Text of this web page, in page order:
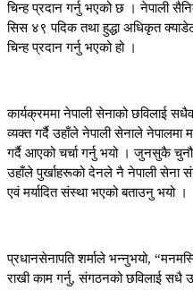
चिन्ह प्रदान गर्नु भएको छ । नेपाली
सिस ४९ पदिक तथा हुद्धा अधिकृत
चिन्ह प्रदान गर्नु भएको हो ।
कार्यक्रममा नेपाली सेनाको छविलाई
व्यक्त गर्दै उहाँले नेपाली सेनाले नेपालमा
गर्दै आएको चर्चा गर्नु भयो । जुनसुकै
उहाँले पुर्खाहरूको देनले नै नेपाली सेना
एवं मर्यादित संस्था भएको बताउनु भयो ।
प्रधानसेनापति शर्माले भन्नुभयो,
राखी काम गर्नु, संगठनको छविलाई सधै